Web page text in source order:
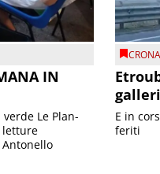
IN
verde Le Plan-
letture
E in
feriti